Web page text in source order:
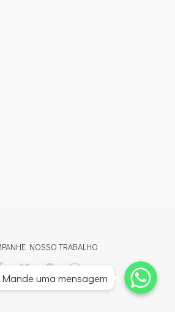
NOSSO TRABALHO
Whatsapp
Whatsapp
Whatsapp
Mande uma mensagem